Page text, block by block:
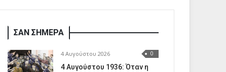
ΣΑΝ ΣΗΜΕΡΑ
4 Αυγούστου 2026 0
4 Αυγούστου 1936: Όταν η